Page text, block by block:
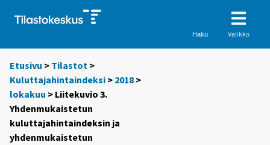
Haku Valikko
Etusivu > Tilastot >
Kuluttajahintaindeksi > 2018 >
lokakuu > Liitekuvio 3.
Yhdenmukaistetun
kuluttajahintaindeksin ja
yhdenmukaistetun